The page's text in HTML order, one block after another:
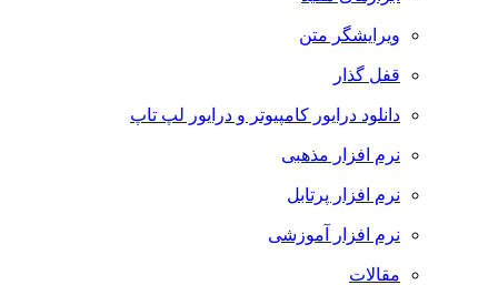
ویرایشگر متن
قفل گذار
دانلود درایور کامپیوتر و درایور لپ تاپ
نرم افزار مذهبی
نرم افزار پرتابل
نرم افزار آموزشی
مقالات